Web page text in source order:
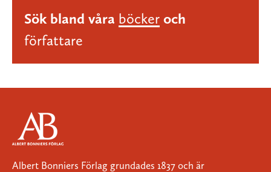
Sök bland våra böcker och
författare
Albert Bonniers Förlag grundades 1837 och är